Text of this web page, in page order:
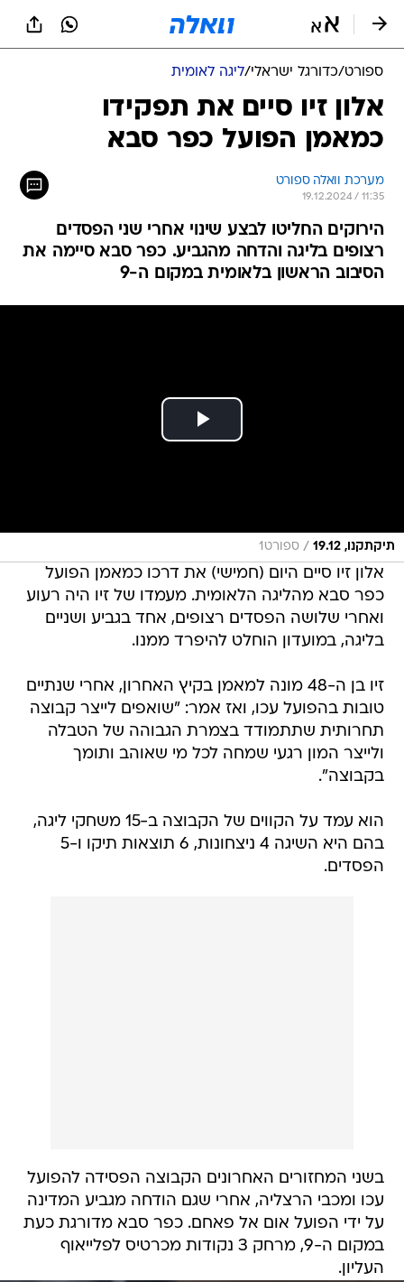
ספורט/כדורגל ישראלי/ליגה לאומית
אלון זיו סיים את תפקידו
כמאמן הפועל כפר סבא
מערכת וואלה ספורט
19.12.2024 / 11:35
הירוקים החליטו לבצע שינוי אחרי שני הפסדים
רצופים בליגה והדחה מהגביע. כפר סבא סיימה את
הסיבוב הראשון בלאומית במקום ה-9
תיקתקנו, 19.12 / ספורט1
אלון זיו סיים היום (חמישי) את דרכו כמאמן הפועל
כפר סבא מהליגה הלאומית. מעמדו של זיו היה רעוע
ואחרי שלושה הפסדים רצופים, אחד בגביע ושניים
בליגה, במועדון הוחלט להיפרד ממנו.
זיו בן ה-48 מונה למאמן בקיץ האחרון, אחרי שנתיים
טובות בהפועל עכו, ואז אמר: "שואפים לייצר קבוצה
תחרותית שתתמודד בצמרת הגבוהה של הטבלה
ולייצר המון רגעי שמחה לכל מי שאוהב ותומך
בקבוצה".
הוא עמד על הקווים של הקבוצה ב-15 משחקי ליגה,
בהם היא השיגה 4 ניצחונות, 6 תוצאות תיקו ו-5
הפסדים.
בשני המחזורים האחרונים הקבוצה הפסידה להפועל
עכו ומכבי הרצליה, אחרי שגם הודחה מגביע המדינה
על ידי הפועל אום אל פאחם. כפר סבא מדורגת כעת
במקום ה-9, מרחק 3 נקודות מכרטיס לפלייאוף
העליון.